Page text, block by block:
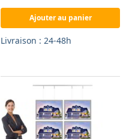
Ajouter au panier
Livraison : 24-48h